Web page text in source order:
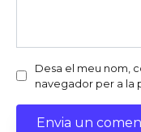
Desa el meu nom,
navegador per a la